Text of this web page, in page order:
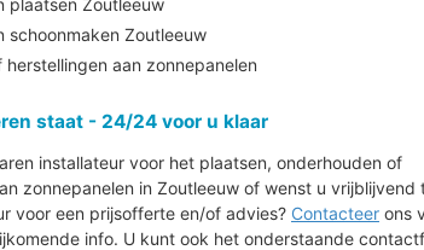
plaatsen Zoutleeuw
schoonmaken Zoutleeuw
herstellingen aan zonnepanelen
staat - 24/24 voor u klaar
installateur voor het plaatsen, onderhouden of
zonnepanelen in Zoutleeuw of wenst u vrijblijvend
voor een prijsofferte en/of advies? Contacteer ons
info. U kunt ook het onderstaande